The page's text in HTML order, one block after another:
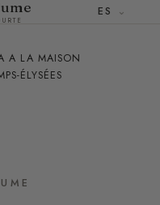
ES
A LA MAISON
ÉLYSÉES